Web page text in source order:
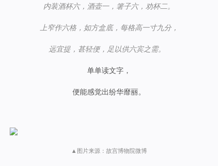
内装酒杯六，酒壶一，箸子六，劝杯二。
上窄作六格，如方盒底，每格高一寸九分，
远宜提，甚轻便，足以供六宾之需。
单单读文字，
便能感觉出纷华靡丽。
▲图片来源：故宫博物院微博